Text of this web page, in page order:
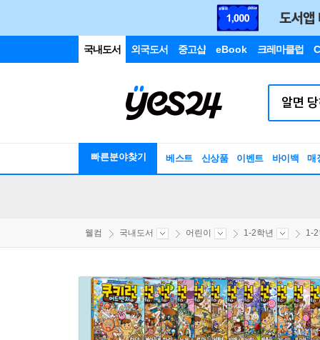
국내도서 외국도서 중고샵 eBook 크레마클럽
빠른분야찾기 베스트 신상품 이벤트 바이백 매
웰컴 국내도서 어린이 1-2학년 1-